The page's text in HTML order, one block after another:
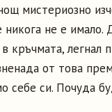
мистериозно
не е имало.
кръчмата, легнал
от това
себе си. Почуда